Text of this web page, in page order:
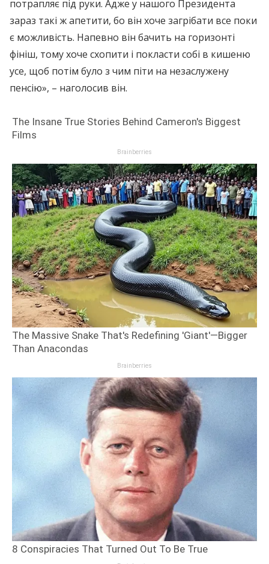
потрапляє під руки. Адже у нашого Президента
зараз такі ж апетити, бо він хоче загрібати все поки
є можливість. Напевно він бачить на горизонті
фініш, тому хоче схопити і покласти собі в кишеню
усе, щоб потім було з чим піти на незаслужену
пенсію», – наголосив він.